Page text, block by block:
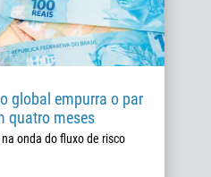
global empurra o par
quatro meses
onda do fluxo de risco